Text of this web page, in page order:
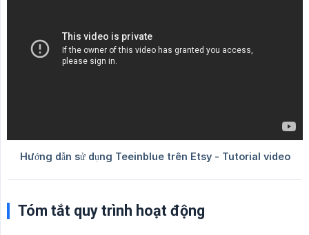
Tóm tắt quy trình hoạt động